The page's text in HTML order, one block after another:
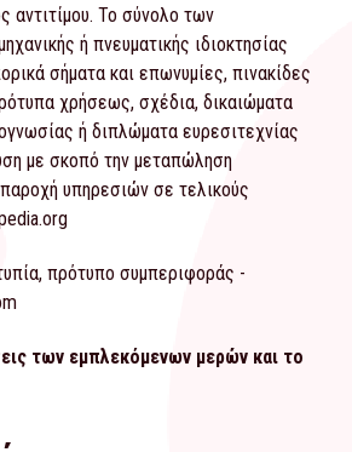
αντιτίμου. Το σύνολο των
ή πνευματικής ιδιοκτησίας
σήματα και επωνυμίες, πινακίδες
χρήσεως, σχέδια, δικαιώματα
ή διπλώματα ευρεσιτεχνίας
με σκοπό την μεταπώληση
υπηρεσιών σε τελικούς
πρότυπο συμπεριφοράς -
των εμπλεκόμενων μερών και το